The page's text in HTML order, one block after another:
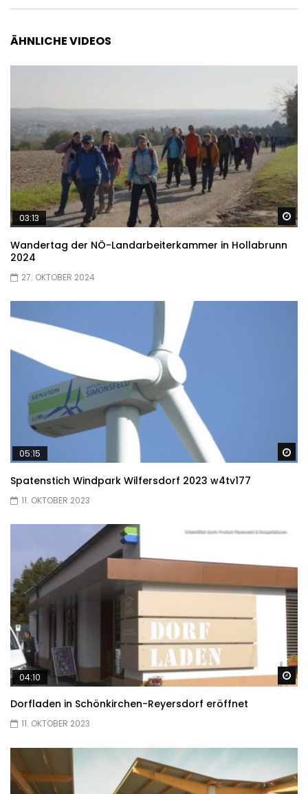
ÄHNLICHE VIDEOS
03:13
Wandertag der NÖ-Landarbeiterkammer in Hollabrunn
2024
27. OKTOBER 2024
05:15
Spatenstich Windpark Wilfersdorf 2023 w4tv177
11. OKTOBER 2023
04:10
Dorfladen in Schönkirchen-Reyersdorf eröffnet
11. OKTOBER 2023